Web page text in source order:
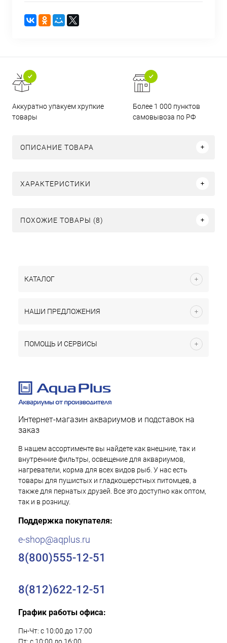
Аккуратно упакуем хрупкие
товары
Более 1 000 пунктов
самовывоза по РФ
ОПИСАНИЕ ТОВАРА
ХАРАКТЕРИСТИКИ
ПОХОЖИЕ ТОВАРЫ (8)
КАТАЛОГ
НАШИ ПРЕДЛОЖЕНИЯ
ПОМОЩЬ И СЕРВИСЫ
Интернет-магазин аквариумов и подставок на
заказ
В нашем ассортименте вы найдете как внешние, так и
внутренние фильтры, освещение для аквариумов,
нагреватели, корма для всех видов рыб. У нас есть
товары для пушистых и гладкошерстных питомцев, а
также для пернатых друзей. Все это доступно как оптом,
так и в розницу.
Поддержка покупателя:
e-shop@aqplus.ru
8(800)555-12-51
8(812)622-12-51
График работы офиса:
Пн-Чт: с 10:00 до 17:00